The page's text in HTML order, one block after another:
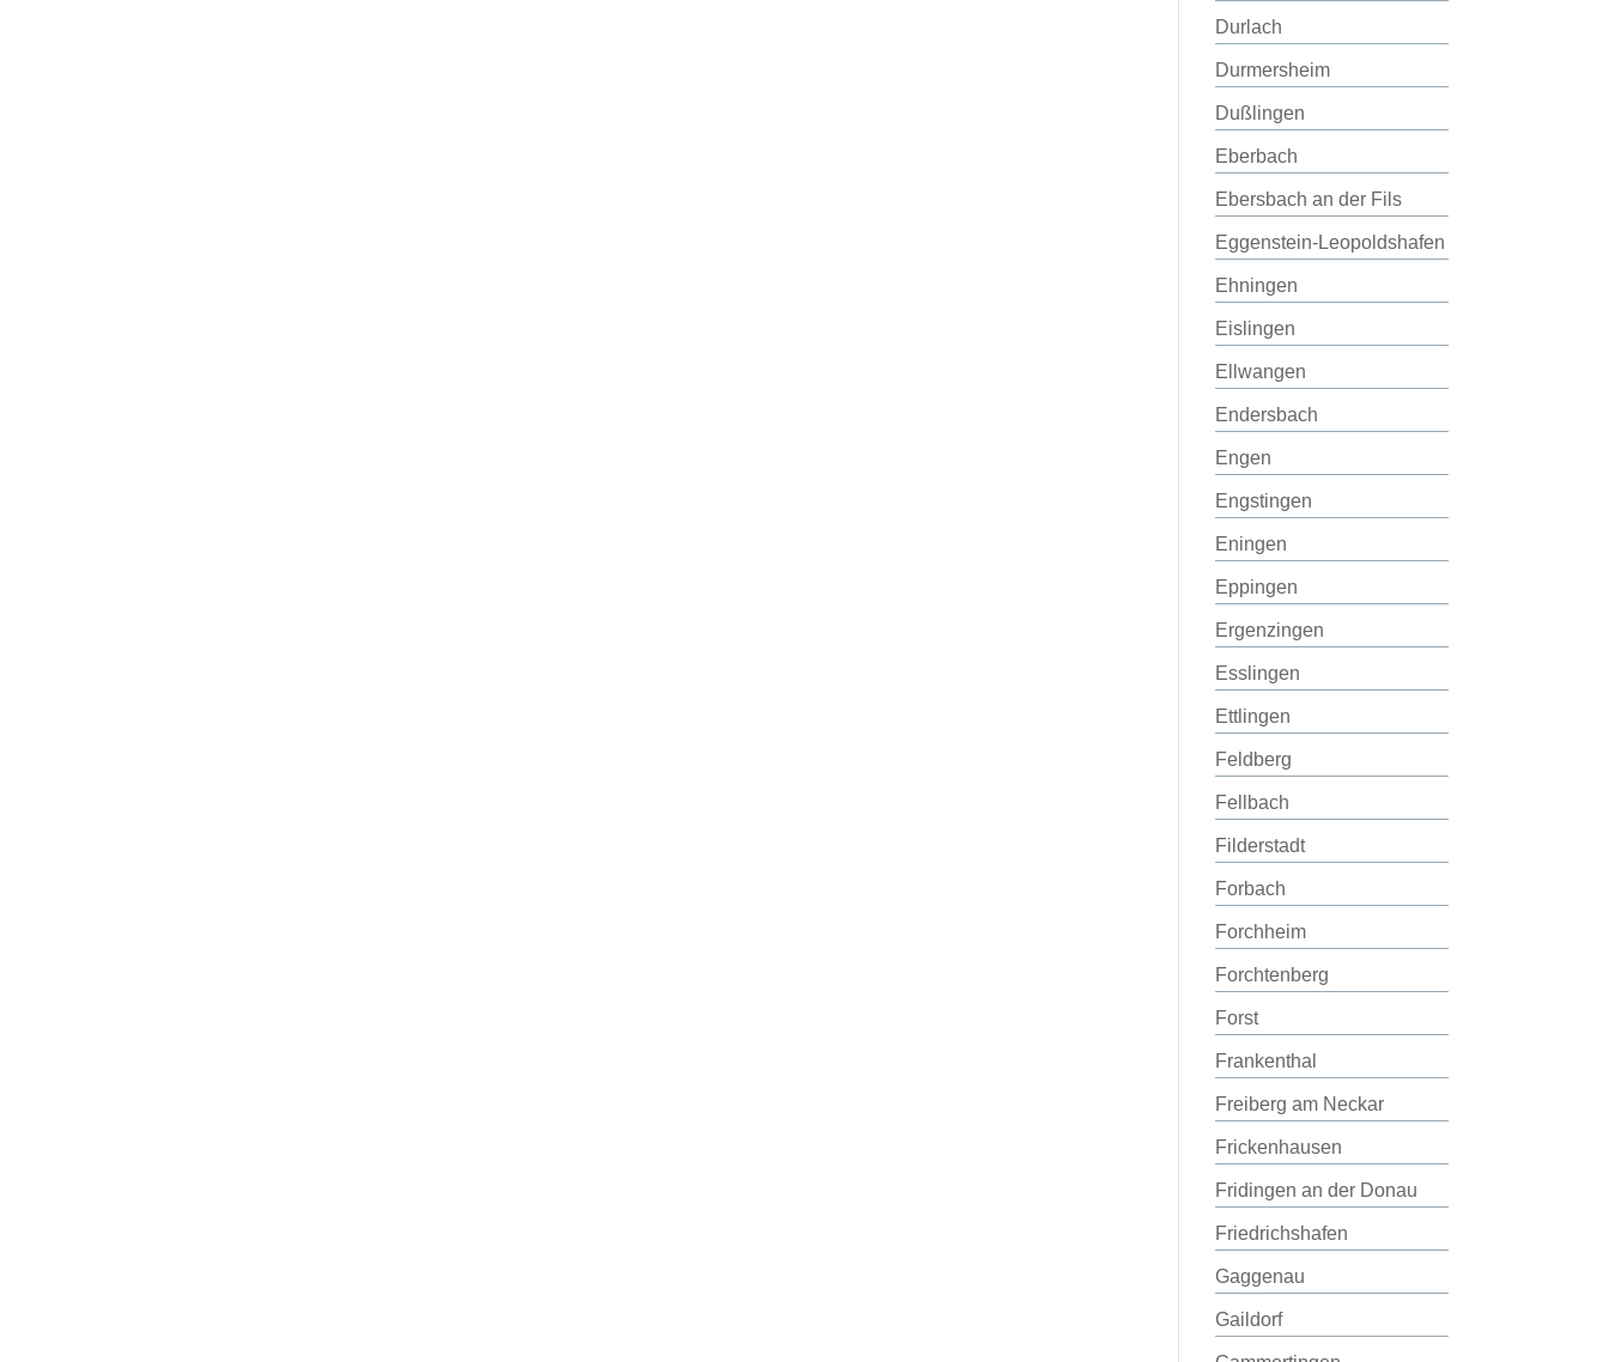
Durlach
Durmersheim
Dußlingen
Eberbach
Ebersbach an der Fils
Eggenstein-Leopoldshafen
Ehningen
Eislingen
Ellwangen
Endersbach
Engen
Engstingen
Eningen
Eppingen
Ergenzingen
Esslingen
Ettlingen
Feldberg
Fellbach
Filderstadt
Forbach
Forchheim
Forchtenberg
Forst
Frankenthal
Freiberg am Neckar
Frickenhausen
Fridingen an der Donau
Friedrichshafen
Gaggenau
Gaildorf